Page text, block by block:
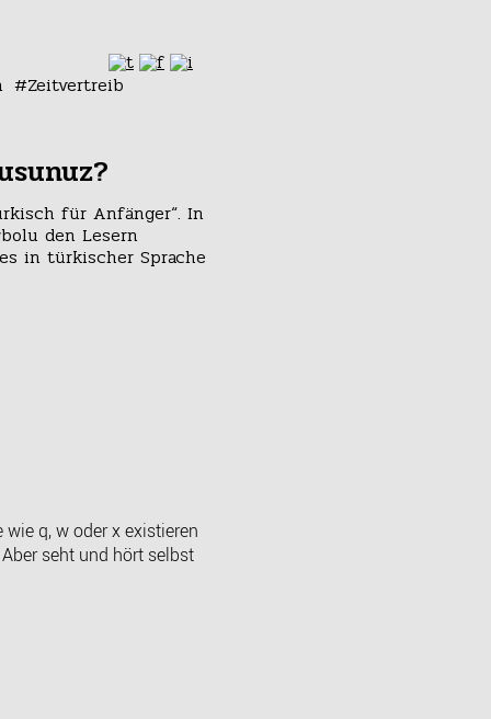
Zeitvertreib
für Anfänger“. In
den Lesern
in türkischer Sprache
q, w oder x existieren
seht und hört selbst